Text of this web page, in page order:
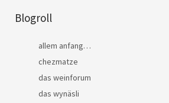
Blogroll
allem anfang…
chezmatze
das weinforum
das wynäsli